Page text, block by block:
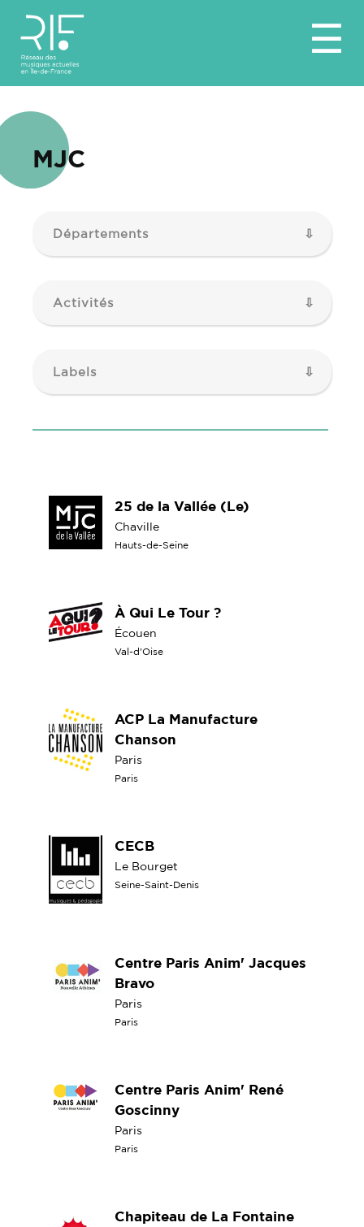
☰
MJC
Départements
Activités
Labels
25 de la Vallée (Le)
Chaville
Hauts-de-Seine
À Qui Le Tour ?
Écouen
Val-d'Oise
ACP La Manufacture
Chanson
Paris
Paris
CECB
Le Bourget
Seine-Saint-Denis
Centre Paris Anim' Jacques
Bravo
Paris
Paris
Centre Paris Anim' René
Goscinny
Paris
Paris
Chapiteau de La Fontaine